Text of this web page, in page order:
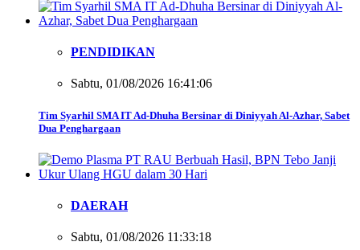
PENDIDIKAN
Sabtu, 01/08/2026 16:41:06
Tim Syarhil SMA IT Ad-Dhuha Bersinar di Diniyyah Al-Azhar, Sabet
Dua Penghargaan
DAERAH
Sabtu, 01/08/2026 11:33:18